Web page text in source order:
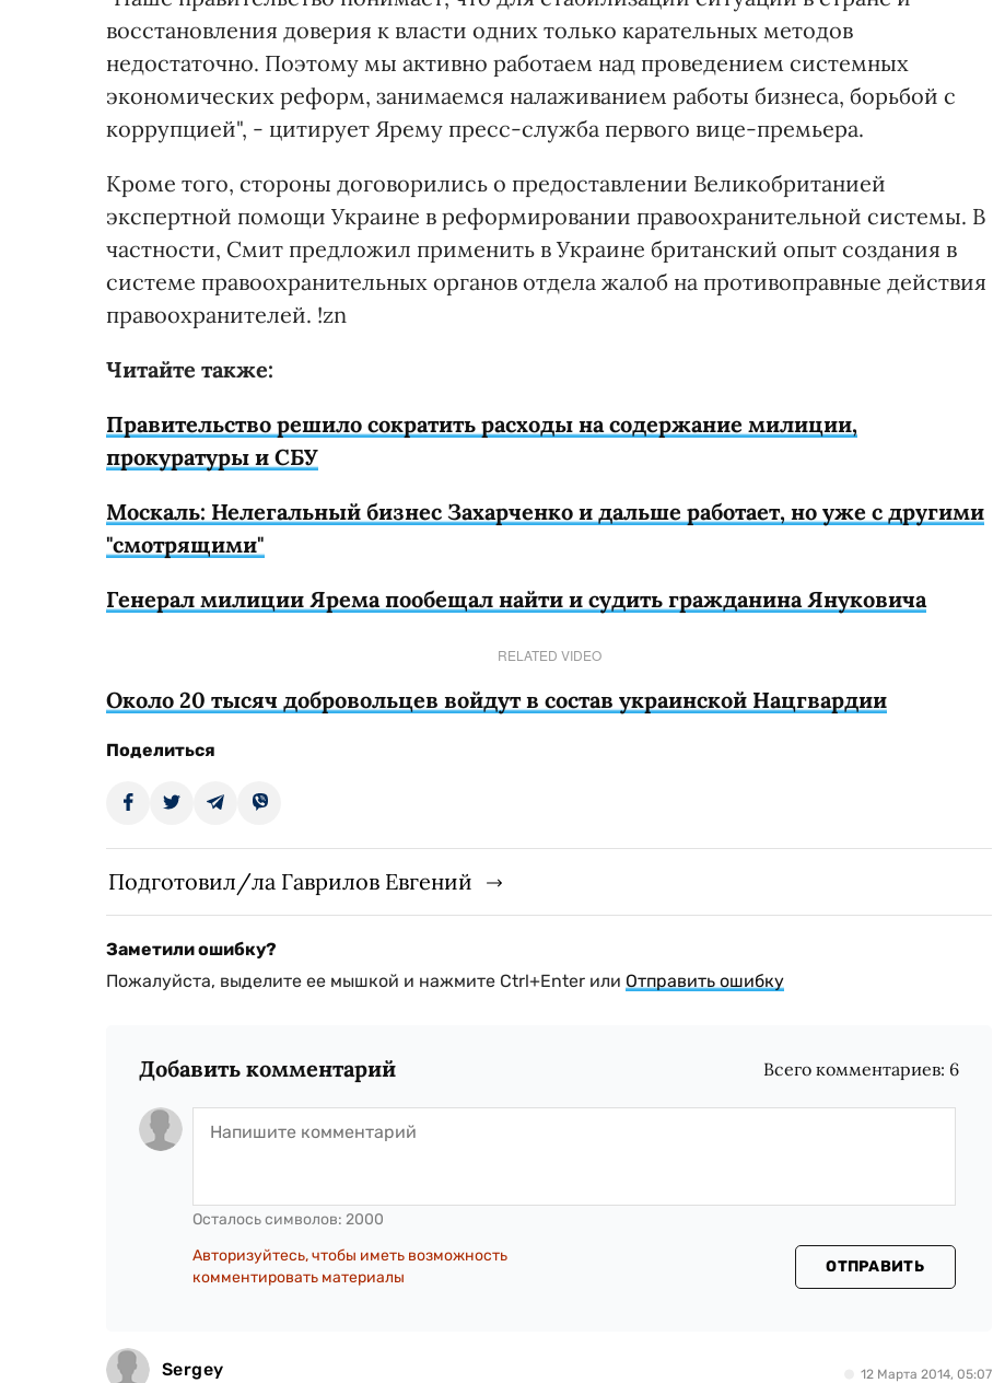
восстановления доверия к власти одних только карательных методов
недостаточно. Поэтому мы активно работаем над проведением системных
экономических реформ, занимаемся налаживанием работы бизнеса, борьбой с
коррупцией", - цитирует Ярему пресс-служба первого вице-премьера.
Кроме того, стороны договорились о предоставлении Великобританией
экспертной помощи Украине в реформировании правоохранительной системы. В
частности, Смит предложил применить в Украине британский опыт создания в
системе правоохранительных органов отдела жалоб на противоправные действия
правоохранителей. !zn
Читайте также:
Правительство решило сократить расходы на содержание милиции,
прокуратуры и СБУ
Москаль: Нелегальный бизнес Захарченко и дальше работает, но уже с другими
"смотрящими"
Генерал милиции Ярема пообещал найти и судить гражданина Януковича
RELATED VIDEO
Около 20 тысяч добровольцев войдут в состав украинской Нацгвардии
Поделиться
Подготовил/ла Гаврилов Евгений
Заметили ошибку?
Пожалуйста, выделите ее мышкой и нажмите Ctrl+Enter или Отправить ошибку
Добавить комментарий Всего комментариев: 6
Осталось символов: 2000
Авторизуйтесь, чтобы иметь возможность
комментировать материалы
ОТПРАВИТЬ
Sergey 12 Марта 2014, 05:07